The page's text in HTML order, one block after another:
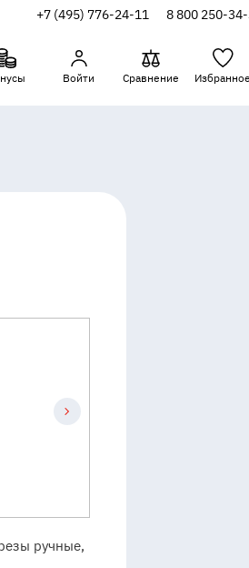
+7 (495) 776-24-11 8 800 250-
Войти Сравнение Избранное
ручные,